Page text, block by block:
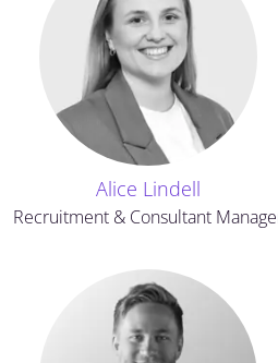
Alice Lindell
Recruitment & Consultant